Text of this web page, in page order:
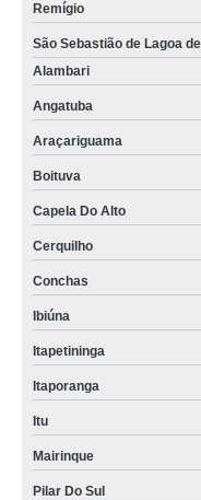
Remígio
São Sebastião de Lagoa
Alambari
Angatuba
Araçariguama
Boituva
Capela Do Alto
Cerquilho
Conchas
Ibiúna
Itapetininga
Itaporanga
Itu
Mairinque
Pilar Do Sul